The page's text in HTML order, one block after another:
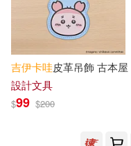
バンダイナムコヌ
慕客館(2)
電子書 (可複選)
適合平板閱讀(6)
吉伊卡哇皮革吊飾 古本屋
設計文具
$99 $200